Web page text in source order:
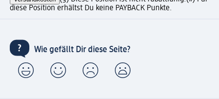
diese Position erhältst Du keine PAYBACK Punkte.
Wie gefällt Dir diese Seite?